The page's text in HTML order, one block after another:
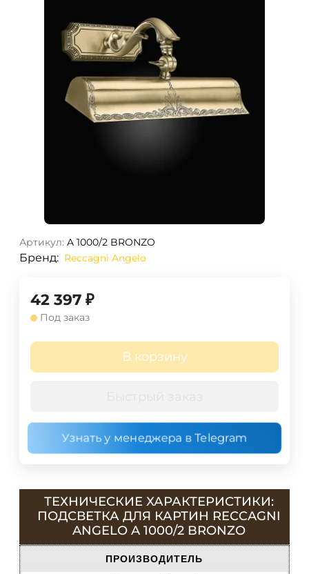
Артикул: A 1000/2 BRONZO
Бренд: Reccagni Angelo
42 397 ₽
Под заказ
В корзину
Узнать у менеджера в Telegram
ТЕХНИЧЕСКИЕ ХАРАКТЕРИСТИКИ:
ПОДСВЕТКА ДЛЯ КАРТИН RECCAGNI
ANGELO A 1000/2 BRONZO
ПРОИЗВОДИТЕЛЬ